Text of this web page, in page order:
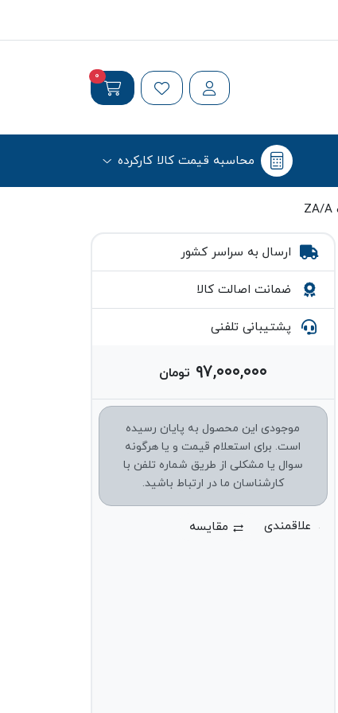
0
محاسبه قیمت کالا کارکرده
ارسال به سراسر کشور
ضمانت اصالت کالا
پشتیبانی تلفنی
۹۷,۰۰۰,۰۰۰ تومان
موجودی این محصول به پایان رسیده
است. برای استعلام قیمت و یا هرگونه
سوال یا مشکلی از طریق شماره تلفن با
کارشناسان ما در ارتباط باشید.
مقایسه